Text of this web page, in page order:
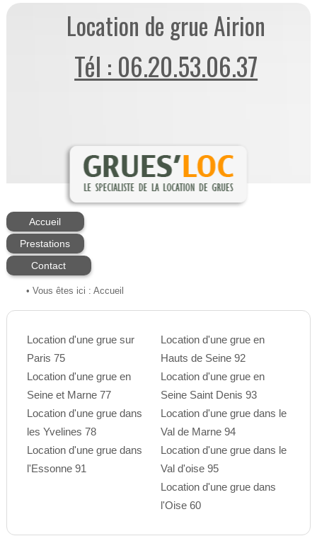
Location de grue Airion
Tél : 06.20.53.06.37
Accueil
Prestations
Contact
• Vous êtes ici : Accueil
Location d'une grue sur
Paris 75
Location d'une grue en
Seine et Marne 77
Location d'une grue dans
les Yvelines 78
Location d'une grue dans
l'Essonne 91
Location d'une grue en
Hauts de Seine 92
Location d'une grue en
Seine Saint Denis 93
Location d'une grue dans le
Val de Marne 94
Location d'une grue dans le
Val d'oise 95
Location d'une grue dans
l'Oise 60